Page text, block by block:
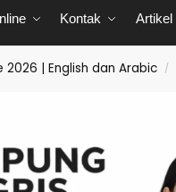
Kontak Artikel
2026 | English dan Arabic /